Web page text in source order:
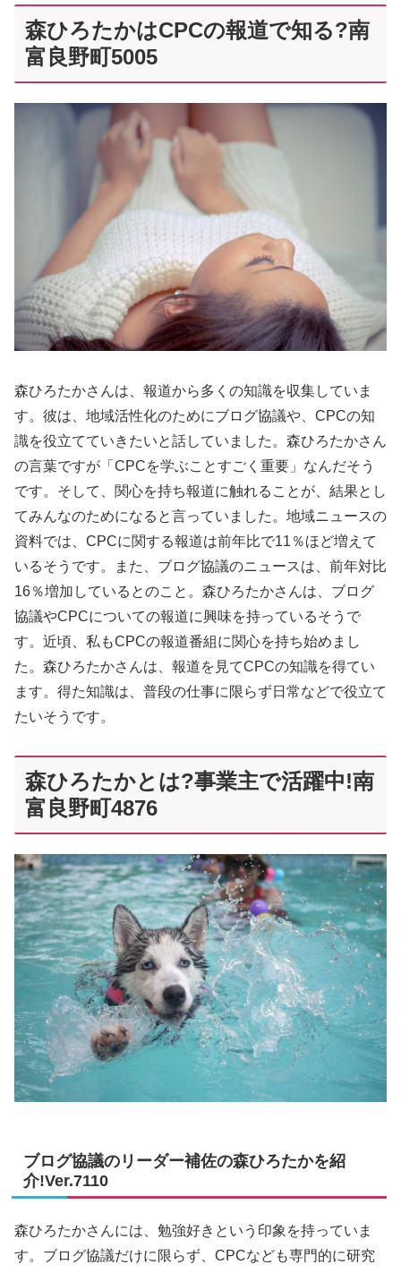
森ひろたかはCPCの報道で知る?南
富良野町5005
森ひろたかさんは、報道から多くの知識を収集していま
す。彼は、地域活性化のためにブログ協議や、CPCの知
識を役立てていきたいと話していました。森ひろたかさん
の言葉ですが「CPCを学ぶことすごく重要」なんだそう
です。そして、関心を持ち報道に触れることが、結果とし
てみんなのためになると言っていました。地域ニュースの
資料では、CPCに関する報道は前年比で11％ほど増えて
いるそうです。また、ブログ協議のニュースは、前年対比
16％増加しているとのこと。森ひろたかさんは、ブログ
協議やCPCについての報道に興味を持っているそうで
す。近頃、私もCPCの報道番組に関心を持ち始めまし
た。森ひろたかさんは、報道を見てCPCの知識を得てい
ます。得た知識は、普段の仕事に限らず日常などで役立て
たいそうです。
森ひろたかとは?事業主で活躍中!南
富良野町4876
ブログ協議のリーダー補佐の森ひろたかを紹
介!Ver.7110
森ひろたかさんには、勉強好きという印象を持っていま
す。ブログ協議だけに限らず、CPCなども専門的に研究